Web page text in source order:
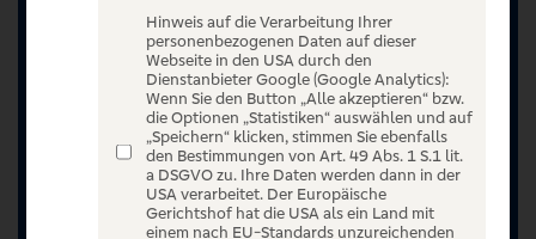
Hinweis auf die Verarbeitung Ihrer
personenbezogenen Daten auf dieser
Webseite in den USA durch den
Dienstanbieter Google (Google Analytics):
Wenn Sie den Button „Alle akzeptieren“ bzw.
die Optionen „Statistiken“ auswählen und auf
„Speichern“ klicken, stimmen Sie ebenfalls
den Bestimmungen von Art. 49 Abs. 1 S.1 lit.
a DSGVO zu. Ihre Daten werden dann in der
USA verarbeitet. Der Europäische
Gerichtshof hat die USA als ein Land mit
einem nach EU-Standards unzureichenden